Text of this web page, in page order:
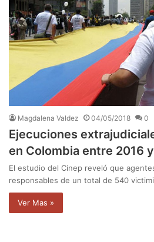
Magdalena Valdez 04/05/2018 0
Ejecuciones
en Colombia entre 2016
El estudio del Cinep reveló que
responsables de un total de 540
Ver Mas »